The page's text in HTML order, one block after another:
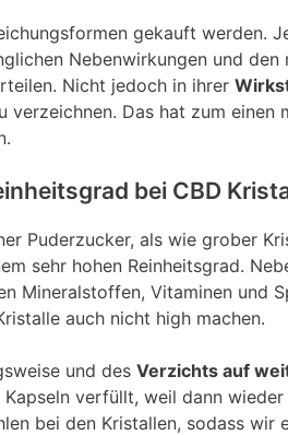
gekauft werden.
Nebenwirkungen und
Nicht jedoch in ihrer
Das hat zum
bei CBD
Puderzucker, als wie grober
sehr hohen Reinheitsgrad.
Mineralstoffen, Vitaminen und
auch nicht high machen.
und des Verzichts auf
verfüllt, weil dann
bei den Kristallen, sodass wir